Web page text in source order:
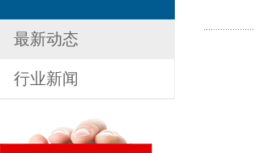
最新动态
行业新闻